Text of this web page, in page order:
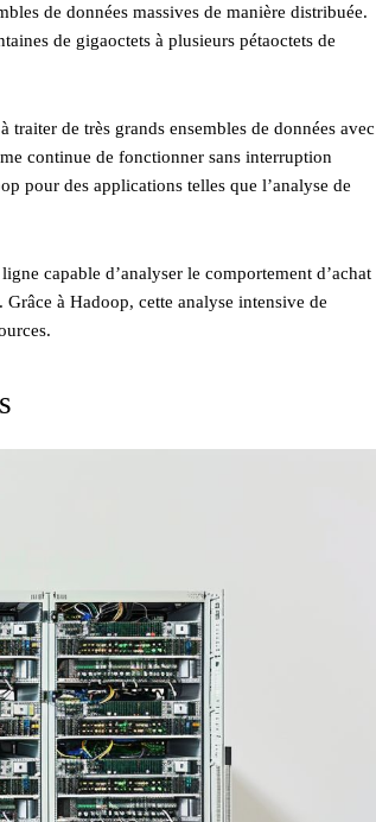
de données massives de manière distribuée.
de gigaoctets à plusieurs pétaoctets de
traiter de très grands ensembles de données avec
continue de fonctionner sans interruption
pour des applications telles que l’analyse de
capable d’analyser le comportement d’achat
à Hadoop, cette analyse intensive de